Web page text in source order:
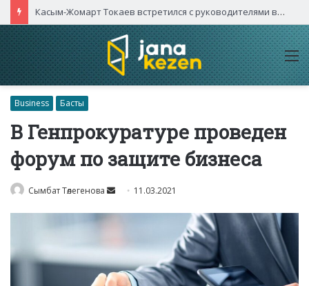
Касым-Жомарт Токаев встретился с руководителями высокотехнологичных компаний Китая
Business Басты
В Генпрокуратуре проведен
форум по защите бизнеса
Сымбат Төлегенова
Send 11.03.2021